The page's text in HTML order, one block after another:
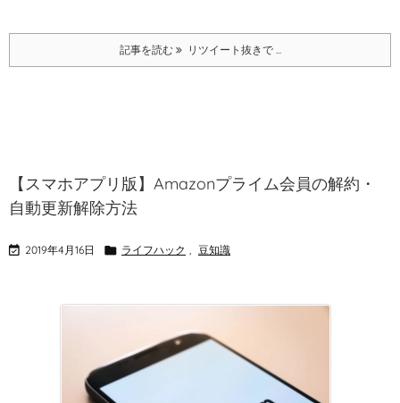
記事を読む リツイート抜きで ...
【スマホアプリ版】Amazonプライム会員の解約・
自動更新解除方法
 2019年4月16日  ライフハック , 豆知識